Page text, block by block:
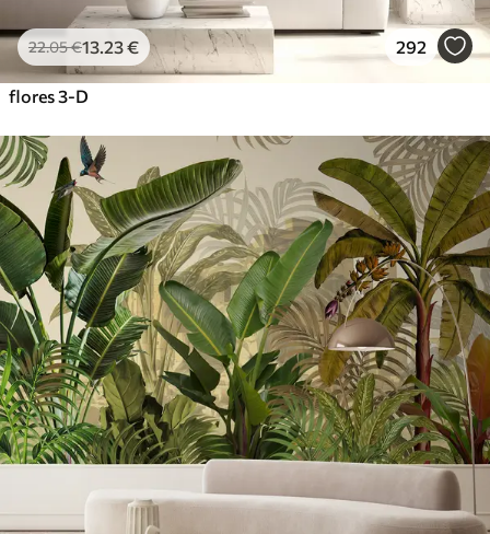
22.05€13 .23€ 292
flores 3-D